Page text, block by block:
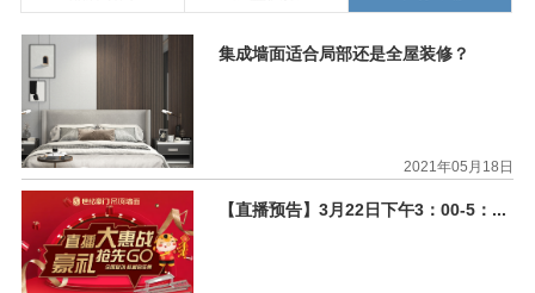
客户服务
 招商加盟
门店形象
集成墙面适合局部还是全屋装修？
2021年05月18日